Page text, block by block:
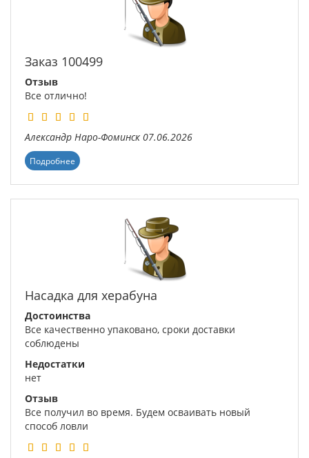
Заказ 100499
Отзыв
Все отлично!
Александр Наро-Фоминск 07.06.2026
Подробнее
Насадка для херабуна
Достоинства
Все качественно упаковано, сроки доставки
соблюдены
Недостатки
нет
Отзыв
Все получил во время. Будем осваивать новый
способ ловли